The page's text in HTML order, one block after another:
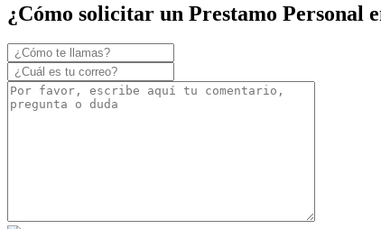
¿Cómo solicitar un Prestamo Personal